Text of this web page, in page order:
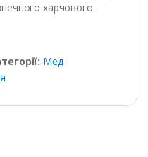
харчового
Мед